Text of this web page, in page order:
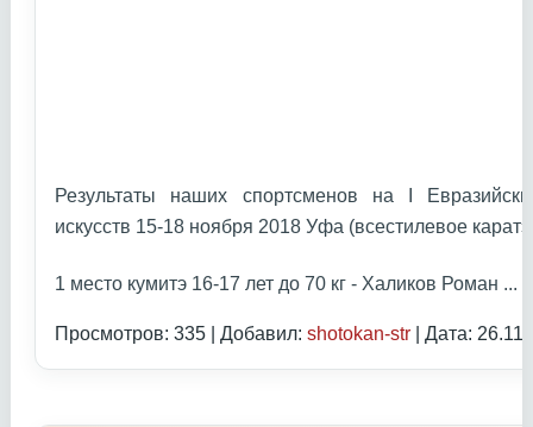
Результаты наших спортсменов на I
искусств 15-18 ноября 2018 Уфа (всестилевое
1 место кумитэ 16-17 лет до 70 кг - Халиков Роман ...
Просмотров: 335 | Добавил: shotokan-str | Дата: